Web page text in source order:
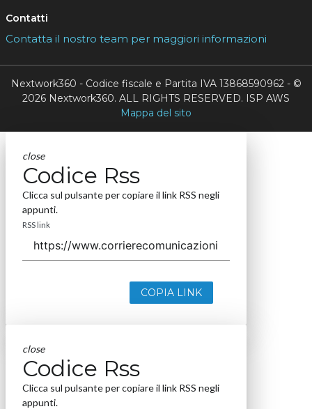
Contatti
Contatta il nostro team per maggiori informazioni
Nextwork360 - Codice fiscale e Partita IVA 13868590962 - ©
2026 Nextwork360. ALL RIGHTS RESERVED. ISP AWS
Mappa del sito
close
Codice Rss
Clicca sul pulsante per copiare il link RSS negli
appunti.
RSS link
COPIA LINK
close
Codice Rss
Clicca sul pulsante per copiare il link RSS negli
appunti.